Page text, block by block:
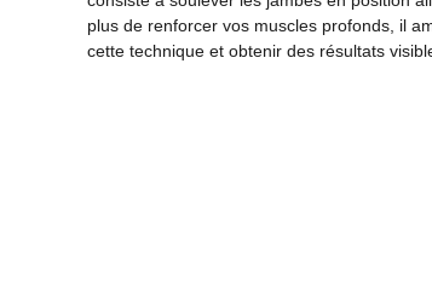
plus de renforcer vos muscles profonds, il
cette technique et obtenir des résultats